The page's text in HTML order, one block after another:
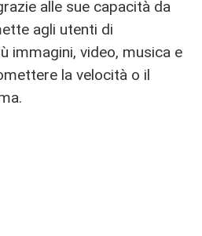
alle sue capacità da
agli utenti di
immagini, video, musica e
la velocità o il